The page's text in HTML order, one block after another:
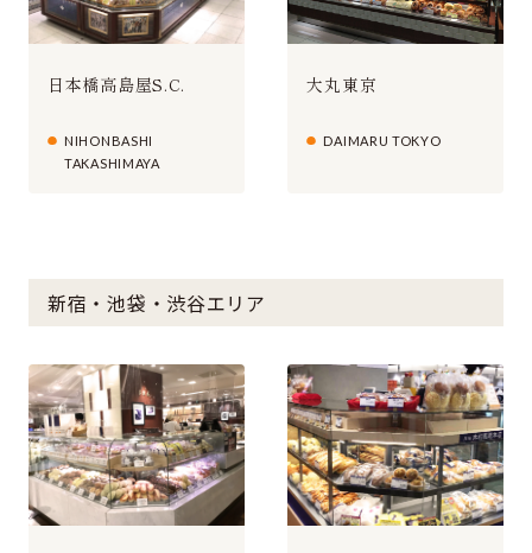
日本橋高島屋S.C.
NIHONBASHI
TAKASHIMAYA
大丸東京
DAIMARU TOKYO
新宿・池袋・渋谷エリア